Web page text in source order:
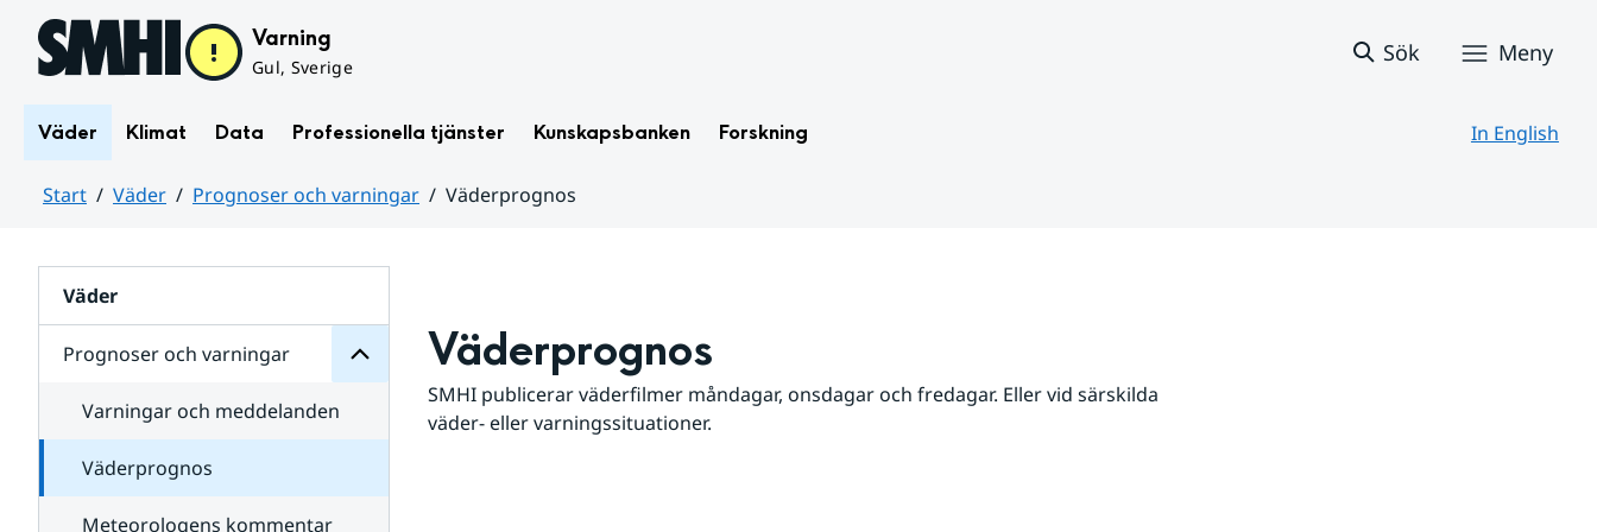
Hoppa till sidans innehåll Varning
Gul, Sverige
Sök Meny
Väder Klimat Data Professionella tjänster Kunskapsbanken Forskning In English
Start Väder Prognoser och varningar
Väderprognos
Väder
Prognoser och varningar
för
varningar
Varningar och meddelanden
Väderprognos
Meteorologens kommentar
Väderprognos
SMHI publicerar väderfilmer måndagar, onsdagar och fredagar. Eller vid särskilda
väder- eller varningssituationer.